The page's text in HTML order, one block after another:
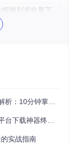
频列表批量下
流畅运行，而强
置
握全网资源嗅探技巧
载神器终极指南
实战指南